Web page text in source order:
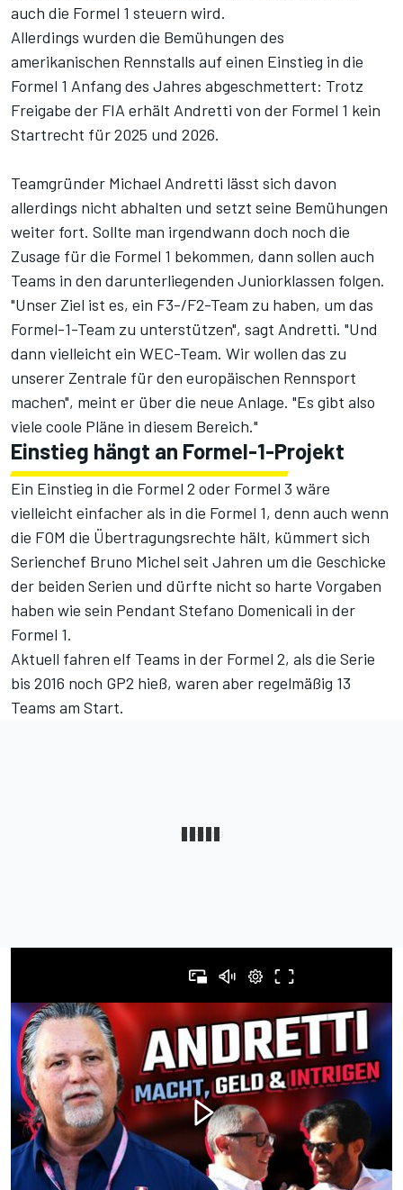
auch die Formel 1 steuern wird.
Allerdings wurden die Bemühungen des
amerikanischen Rennstalls auf einen Einstieg in die
Formel 1 Anfang des Jahres abgeschmettert: Trotz
Freigabe der FIA erhält Andretti von der Formel 1 kein
Startrecht für 2025 und 2026.
Teamgründer Michael Andretti lässt sich davon
allerdings nicht abhalten und setzt seine Bemühungen
weiter fort. Sollte man irgendwann doch noch die
Zusage für die Formel 1 bekommen, dann sollen auch
Teams in den darunterliegenden Juniorklassen folgen.
"Unser Ziel ist es, ein F3-/F2-Team zu haben, um das
Formel-1-Team zu unterstützen", sagt Andretti. "Und
dann vielleicht ein WEC-Team. Wir wollen das zu
unserer Zentrale für den europäischen Rennsport
machen", meint er über die neue Anlage. "Es gibt also
viele coole Pläne in diesem Bereich."
Einstieg hängt an Formel-1-Projekt
Ein Einstieg in die Formel 2 oder Formel 3 wäre
vielleicht einfacher als in die Formel 1, denn auch wenn
die FOM die Übertragungsrechte hält, kümmert sich
Serienchef Bruno Michel seit Jahren um die Geschicke
der beiden Serien und dürfte nicht so harte Vorgaben
haben wie sein Pendant Stefano Domenicali in der
Formel 1.
Aktuell fahren elf Teams in der Formel 2, als die Serie
bis 2016 noch GP2 hieß, waren aber regelmäßig 13
Teams am Start.